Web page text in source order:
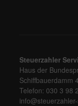
Steuerzahler
Haus der
Schiffbauerdamm
Telefon: 030 3 98